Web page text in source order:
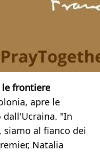
le frontiere
apre le
"In
siamo al fianco dei
Natalia